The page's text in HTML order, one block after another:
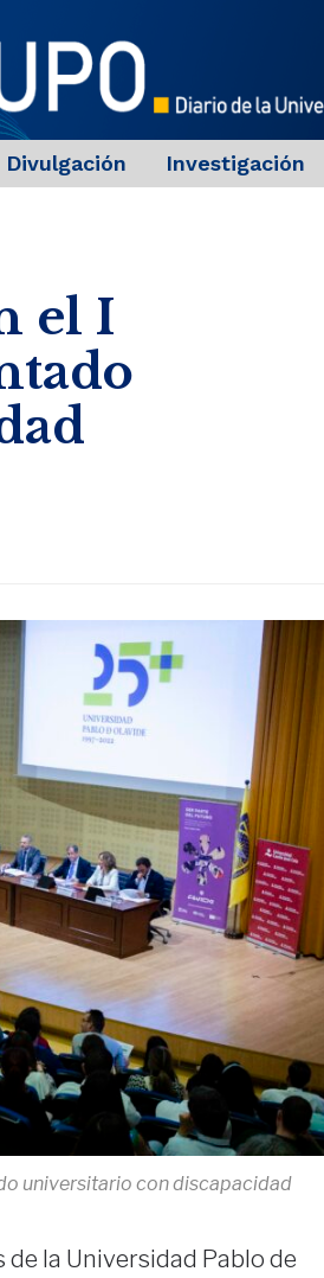
Divulgación Investigación
el I
universitario con discapacidad
la Universidad Pablo de